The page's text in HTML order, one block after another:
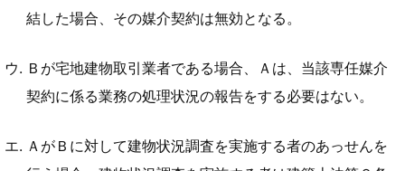
結した場合、その媒介契約は無効となる。
Ｂが宅地建物取引業者である場合、Ａは、当該専任媒介
契約に係る業務の処理状況の報告をする必要はない。
ＡがＢに対して建物状況調査を実施する者のあっせんを